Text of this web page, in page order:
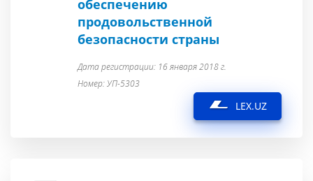
обеспечению
продовольственной
безопасности страны
Дата регистрации: 16 января 2018 г.
Номер: УП-5303
LEX.UZ